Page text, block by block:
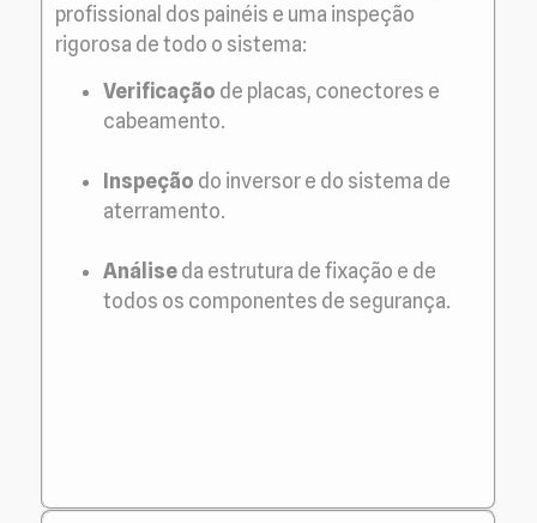
profissional dos painéis e uma inspeção
rigorosa de todo o sistema:
Verificação de placas, conectores e
cabeamento.
Inspeção do inversor e do sistema de
aterramento.
Análise da estrutura de fixação e de
todos os componentes de segurança.